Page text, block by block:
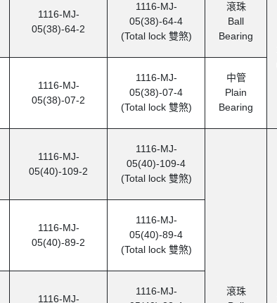
1116-MJ-
05(38)-64-2
1116-MJ-
05(38)-64-4
(Total lock 雙煞)
滾珠
Ball
Bearing
1116-MJ-
05(38)-07-2
1116-MJ-
05(38)-07-4
(Total lock 雙煞)
中管
Plain
Bearing
1116-MJ-
05(40)-109-2
1116-MJ-
05(40)-109-4
(Total lock 雙煞)
滾珠
1116-MJ-
05(40)-89-2
1116-MJ-
05(40)-89-4
(Total lock 雙煞)
1116-MJ-
1116-MJ-